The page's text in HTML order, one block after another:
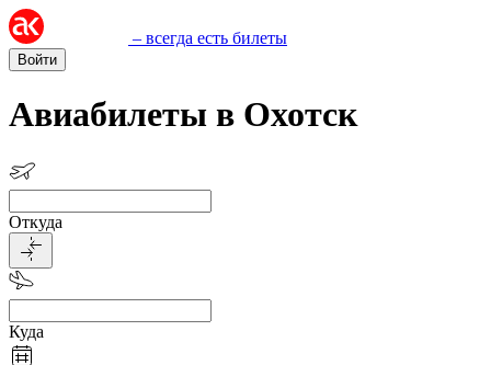
– всегда есть билеты
Войти
Авиабилеты в Охотск
Откуда
Куда